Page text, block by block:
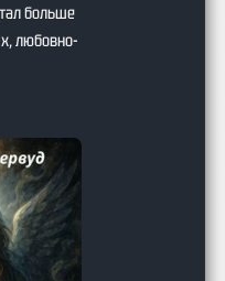
больше
любовно-